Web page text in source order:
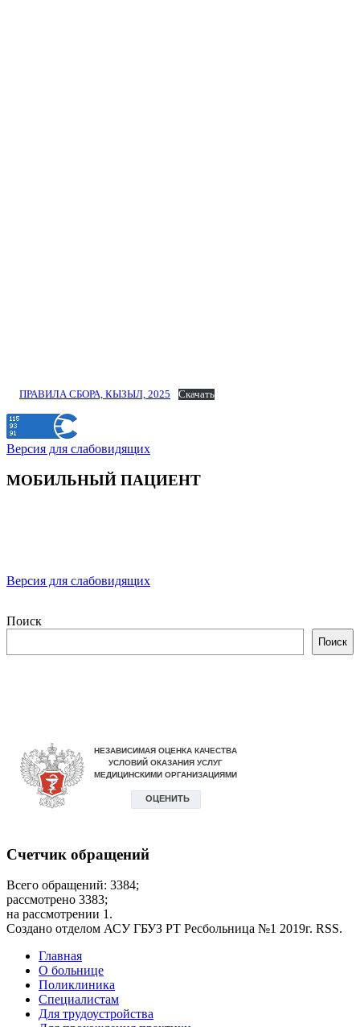
ПРАВИЛА СБОРА, КЫЗЫЛ, 2025 Скачать
Версия для слабовидящих
МОБИЛЬНЫЙ ПАЦИЕНТ
Версия для слабовидящих
Поиск
Поиск
Счетчик обращений
Всего обращений: 3384;
рассмотрено 3383;
на рассмотрении 1.
Создано отделом АСУ ГБУЗ РТ Ресбольница №1 2019г. RSS.
Дополнительное
меню
Главная
О больнице
Поликлиника
Специалистам
Для трудоустройства